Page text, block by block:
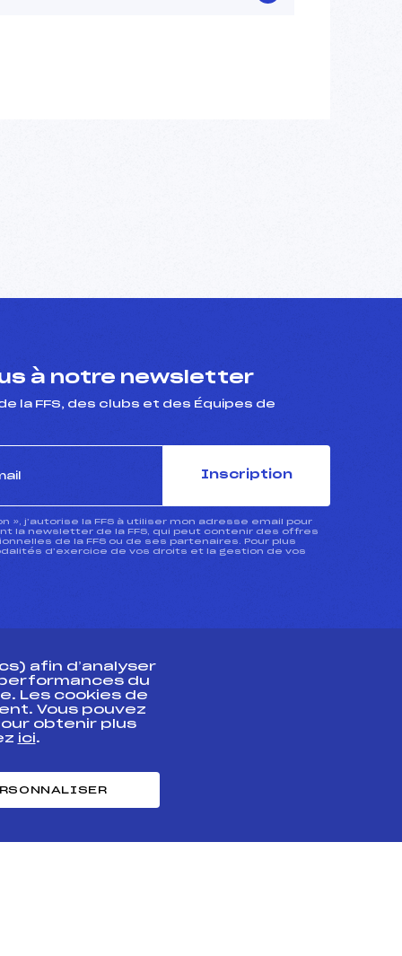
à notre newsletter
la FFS, des clubs et des Équipes de
Inscription
», j’autorise la FFS à utiliser mon adresse email pour
la newsletter de la FFS, qui peut contenir des offres
de la FFS ou de ses partenaires. Pour plus
d’exercice de vos droits et la gestion de vos
professionnel
afin d’analyser
du
Les cookies de
Vous pouvez
obtenir plus
ici.